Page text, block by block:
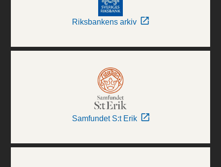
Riksbankens arkiv
Samfundet S:t Erik